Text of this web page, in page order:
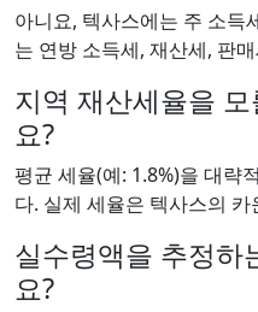
아니요, 텍사스에는 주 소득
는 연방 소득세, 재산세, 판
지역 재산세율을
요?
평균 세율(예: 1.8%)을 대략
다. 실제 세율은 텍사스의
실수령액을 추정하
요?